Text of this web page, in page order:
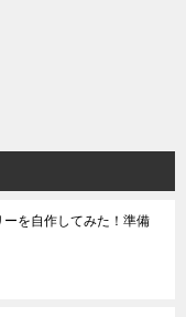
を自作してみた！準備